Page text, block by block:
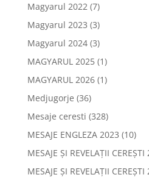
Magyarul 2022(7)
Magyarul 2023 (3)
Magyarul 2024(3)
MAGYARUL 2025(1)
MAGYARUL 2026(1)
Medjugorje (36)
Mesaje ceresti (328)
MESAJE ENGLEZA 2023 (10)
MESAJE ȘI REVELAȚII CEREȘTI
MESAJE ȘI REVELAȚII CEREȘTI